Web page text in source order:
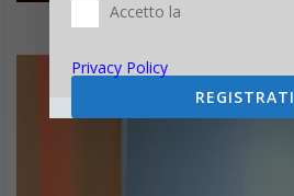
Accetto la
Privacy Policy
REGISTRATI